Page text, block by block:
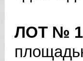
ЛОТ № 1